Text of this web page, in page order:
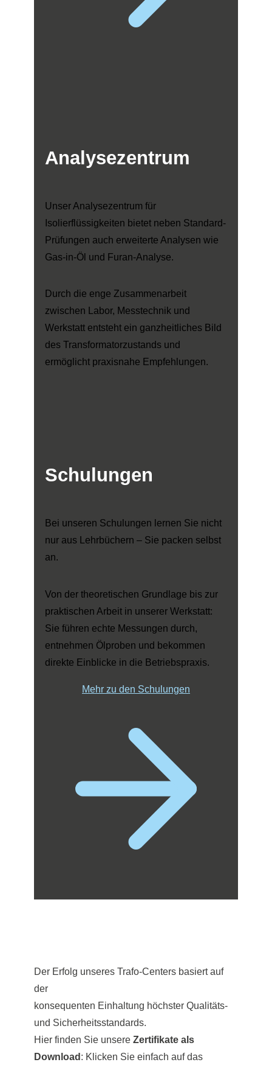
Analysezentrum
Unser Analysezentrum für
Isolierflüssigkeiten bietet neben Standard-
Prüfungen auch erweiterte Analysen wie
Gas-in-Öl und Furan-Analyse.
Durch die enge Zusammenarbeit
zwischen Labor, Messtechnik und
Werkstatt entsteht ein ganzheitliches Bild
des Transformatorzustands und
ermöglicht praxisnahe Empfehlungen.
Schulungen
Bei unseren Schulungen lernen Sie nicht
nur aus Lehrbüchern – Sie packen selbst
an.
Von der theoretischen Grundlage bis zur
praktischen Arbeit in unserer Werkstatt:
Sie führen echte Messungen durch,
entnehmen Ölproben und bekommen
direkte Einblicke in die Betriebspraxis.
Mehr zu den Schulungen
Der Erfolg unseres Trafo-Centers basiert auf
der
konsequenten Einhaltung höchster Qualitäts-
und Sicherheitsstandards.
Hier finden Sie unsere Zertifikate als
Download: Klicken Sie einfach auf das